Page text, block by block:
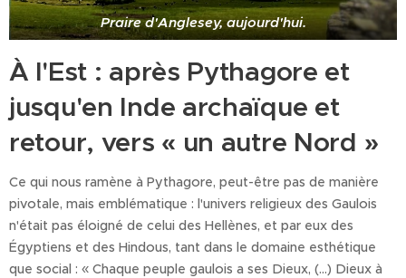
Praire d'Anglesey, aujourd'hui.
À l'Est : après Pythagore et
jusqu'en Inde archaïque et
retour, vers « un autre Nord »
Ce qui nous ramène à Pythagore, peut-être pas de manière
pivotale, mais emblématique : l'univers religieux des Gaulois
n'était pas éloigné de celui des Hellènes, et par eux des
Égyptiens et des Hindous, tant dans le domaine esthétique
que social : « Chaque peuple gaulois a ses Dieux, (...) Dieux à